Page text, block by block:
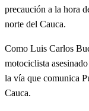
precaución a la hora
norte del Cauca.
Como Luis Carlos
motociclista
la vía que comunica
Cauca.